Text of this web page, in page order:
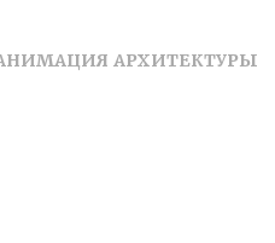
АРХИТЕКТУРЫ